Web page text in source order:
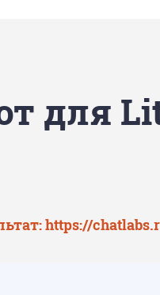
для
https://